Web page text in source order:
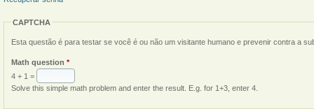
CAPTCHA
Esta questão é para testar se você é ou não um visitante humano e prevenir contra a
Math question *
4 + 1 =
Solve this simple math problem and enter the result. E.g. for 1+3, enter 4.